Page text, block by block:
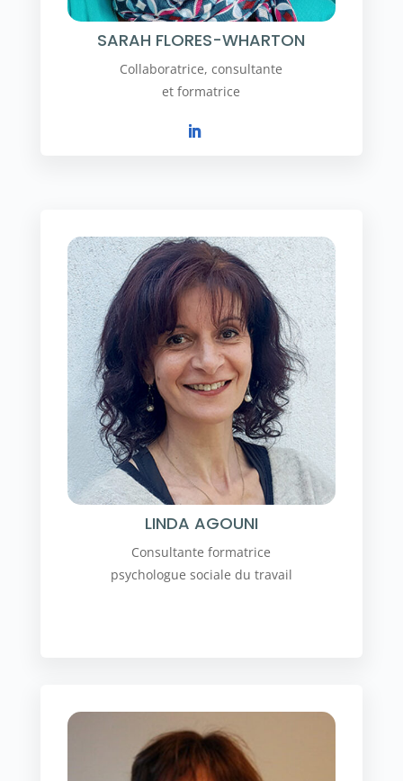
SARAH FLORES-WHARTON
Collaboratrice, consultante
et formatrice
LINDA AGOUNI
Consultante formatrice
psychologue sociale du travail